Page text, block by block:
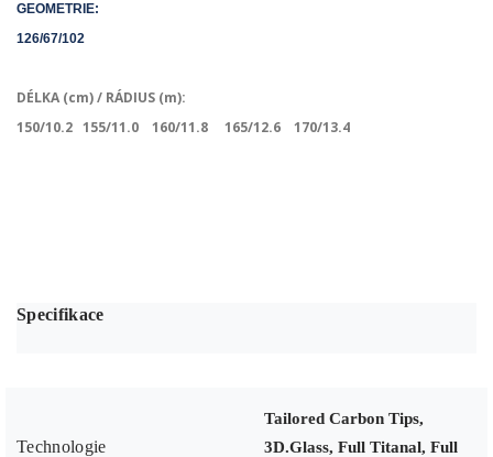
GEOMETRIE:
126/67/102
DÉLKA (cm) / RÁDIUS (m):
150/10.2 155/11.0 160/11.8 165/12.6 170/13.4
Specifikace
Technologie
Tailored Carbon Tips,
3D.Glass, Full Titanal, Full